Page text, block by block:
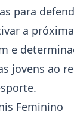
para
a
e
jovens ao
Feminino